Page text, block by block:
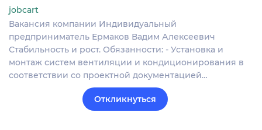
jobcart
Вакансия компании Индивидуальный
предприниматель Ермаков Вадим Алексеевич
Стабильность и рост. Обязанности: - Установка и
монтаж систем вентиляции и кондиционирования в
соответствии со проектной документацией…
Откликнуться